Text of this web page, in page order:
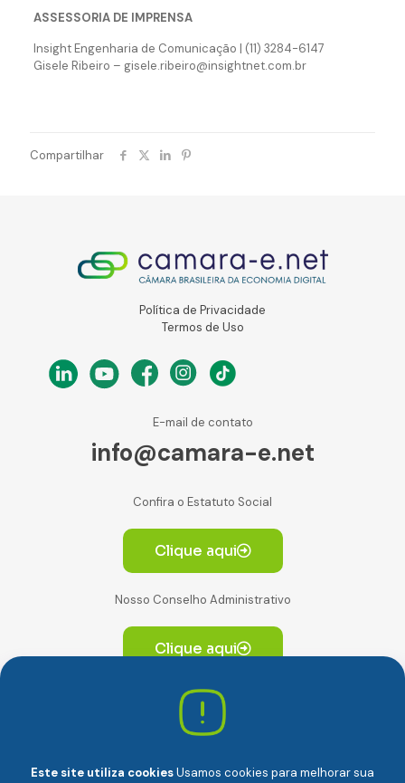
ASSESSORIA DE IMPRENSA
Insight Engenharia de Comunicação | (11) 3284-6147
Gisele Ribeiro – gisele.ribeiro@insightnet.com.br
Compartilhar
Política de Privacidade
Termos de Uso
E-mail de contato
info@camara-e.net
Confira o Estatuto Social
Clique aqui
Nosso Conselho Administrativo
Clique aqui
Av. Paulista, 2064. Conjunto 14, (Edifício Paulista) -
CEP 01310-928 Consolação – São Paulo/SP
Este site utiliza cookiesUsamos cookies para melhorar sua